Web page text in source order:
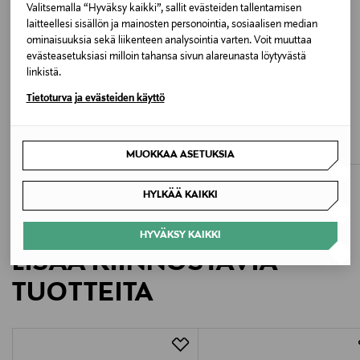
Valitsemalla “Hyväksy kaikki”, sallit evästeiden tallentamisen
laitteellesi sisällön ja mainosten personointia, sosiaalisen median
ominaisuuksia sekä liikenteen analysointia varten. Voit muuttaa
evästeasetuksiasi milloin tahansa sivun alareunasta löytyvästä
linkistä.
Tietoturva ja evästeiden käyttö
MUOKKAA ASETUKSIA
HYLKÄÄ KAIKKI
HYVÄKSY KAIKKI
WHITE
Valmistusmaa
Latvia
Ui Nordic Oy
Valmistajan osoite
Lönnrotinkatu 45 L 1, 00180, Helsinki, Finland
https://uiswim.com/pages/contact
ALE –41%
Discounted Price
44,90 €
LISÄÄ KIINNOSTAVIA
TUOTTEITA